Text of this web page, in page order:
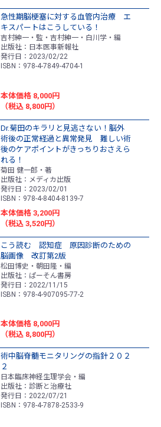
急性期脳梗塞に対する血管内治療 エ
キスパートはこうしている！
吉村紳一・監・吉村紳一・白川学・編
出版社：日本医事新報社
発行日：2023/02/22
ISBN：978-4-7849-4704-1
本体価格 8,000円
（税込 8,800円）
Dr.菊田のキラリと見逃さない！脳外
術後の正常経過と異常発見 難しい術
後のケアポイントがきっちりおさえら
れる！
菊田 健一郎・著
出版社：メディカ出版
発行日：2023/02/01
ISBN：978-4-8404-8139-7
本体価格 3,200円
（税込 3,520円）
こう読む 認知症 原因診断のための
脳画像 改訂第2版
松田博史・朝田隆・編
出版社：ぱーそん書房
発行日：2022/11/15
ISBN：978-4-907095-77-2
本体価格 8,000円
（税込 8,800円）
術中脳脊髄モニタリングの指針２０２
２
日本臨床神経生理学会・編
出版社：診断と治療社
発行日：2022/07/21
ISBN：978-4-7878-2533-9